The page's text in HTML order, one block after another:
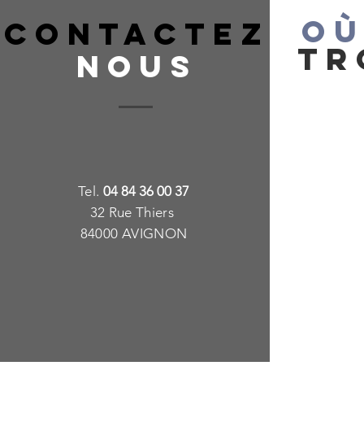
CONTACTEZ
NOUS
Tel. 04 84 36 00 37
32 Rue Thiers
84000 AVIGNON